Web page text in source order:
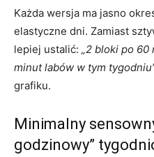
Każda wersja ma jasno
elastyczne dni. Zamiast
lepiej ustalić: „2 bloki po
minut labów w tym
grafiku.
Minimalny
godzinowy”